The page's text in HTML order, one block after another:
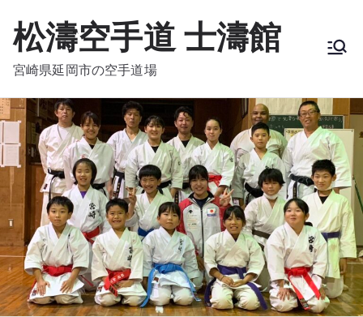
キ
ッ
プ
松濤空手道 士濤館
宮崎県延岡市の空手道場